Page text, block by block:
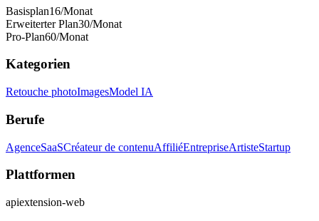
Basisplan16/Monat
Erweiterter Plan30/Monat
Pro-Plan60/Monat
Kategorien
Retouche photoImagesModel IA
Berufe
AgenceSaaSCréateur de contenuAffiliéEntrepriseArtisteStartup
Plattformen
apiextension-web